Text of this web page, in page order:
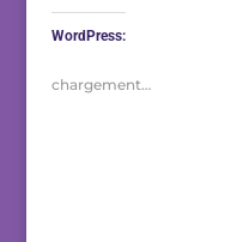
WordPress:
chargement…